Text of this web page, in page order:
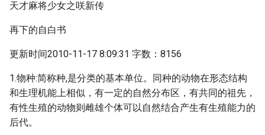
天才麻将少女之咲新传
再下的自白书
更新时间2010-11-17 8:09:31 字数：8156
1.物种:简称种,是分类的基本单位。同种的动物在形态结构
和生理机能上相似，有一定的自然分布区，有共同的祖先，
有性生殖的动物则雌雄个体可以自然结合产生有生殖能力的
后代。